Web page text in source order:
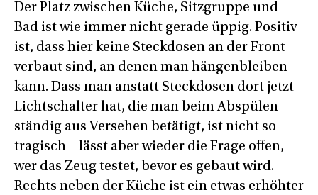
Der Platz zwischen Küche, Sitzgruppe und
Bad ist wie immer nicht gerade üppig. Positiv
ist, dass hier keine Steckdosen an der Front
verbaut sind, an denen man hängenbleiben
kann. Dass man anstatt Steckdosen dort jetzt
Lichtschalter hat, die man beim Abspülen
ständig aus Versehen betätigt, ist nicht so
tragisch – lässt aber wieder die Frage offen,
wer das Zeug testet, bevor es gebaut wird.
Rechts neben der Küche ist ein etwas erhöhter